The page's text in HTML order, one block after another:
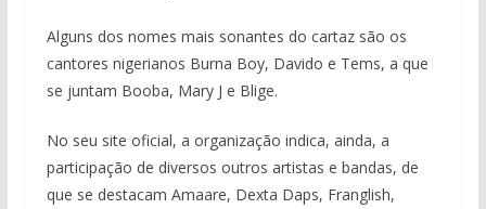
Alguns dos nomes mais sonantes do cartaz são os
cantores nigerianos Burna Boy, Davido e Tems, a que
se juntam Booba, Mary J e Blige.
No seu site oficial, a organização indica, ainda, a
participação de diversos outros artistas e bandas, de
que se destacam Amaare, Dexta Daps, Franglish,